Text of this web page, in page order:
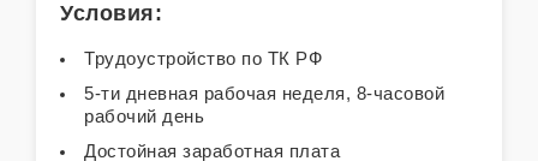
Условия:
Трудоустройство по ТК РФ
5-ти дневная рабочая неделя, 8-часовой
рабочий день
Достойная заработная плата